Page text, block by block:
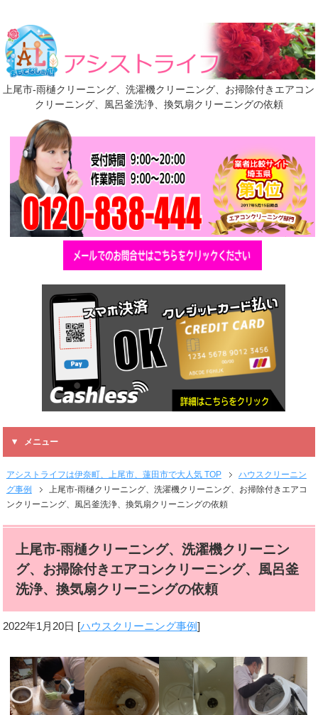
上尾市-雨樋クリーニング、洗濯機クリーニング、お掃除付きエアコン
クリーニング、風呂釜洗浄、換気扇クリーニングの依頼
メニュー
アシストライフは伊奈町、上尾市、蓮田市で大人気 TOP
ハウスクリーニン
グ事例
上尾市-雨樋クリーニング、洗濯機クリーニング、お掃除付きエアコ
ンクリーニング、風呂釜洗浄、換気扇クリーニングの依頼
上尾市-雨樋クリーニング、洗濯機クリーニン
グ、お掃除付きエアコンクリーニング、風呂釜
洗浄、換気扇クリーニングの依頼
2022年1月20日 [ハウスクリーニング事例]